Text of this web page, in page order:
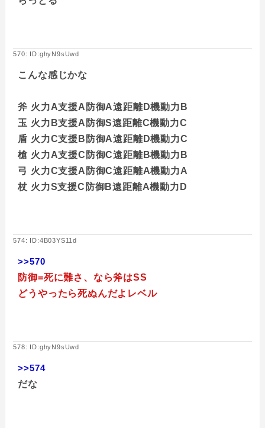
570: ID:ghyN9sUwd
こんな感じかな
斧 火力A支援A防御A遠距離D機動力B
玉 火力B支援A防御S遠距離C機動力C
盾 火力C支援B防御A遠距離D機動力C
槍 火力A支援C防御C遠距離B機動力B
弓 火力C支援A防御C遠距離A機動力A
杖 火力S支援C防御B遠距離A機動力D
574: ID:4B03YS11d
>>570
防御=死に難さ、なら斧はSS
どうやったら死ぬんだよレベル
578: ID:ghyN9sUwd
>>574
だな